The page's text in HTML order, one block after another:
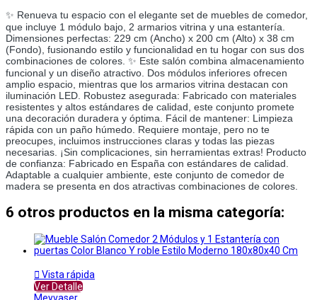
✨ Renueva tu espacio con el elegante set de muebles de comedor,
que incluye 1 módulo bajo, 2 armarios vitrina y una estantería.
Dimensiones perfectas: 229 cm (Ancho) x 200 cm (Alto) x 38 cm
(Fondo), fusionando estilo y funcionalidad en tu hogar con sus dos
combinaciones de colores. ✨ Este salón combina almacenamiento
funcional y un diseño atractivo. Dos módulos inferiores ofrecen
amplio espacio, mientras que los armarios vitrina destacan con
iluminación LED. Robustez asegurada: Fabricado con materiales
resistentes y altos estándares de calidad, este conjunto promete
una decoración duradera y óptima. Fácil de mantener: Limpieza
rápida con un paño húmedo. Requiere montaje, pero no te
preocupes, incluimos instrucciones claras y todas las piezas
necesarias. ¡Sin complicaciones, sin herramientas extras! Producto
de confianza: Fabricado en España con estándares de calidad.
Adaptable a cualquier ambiente, este conjunto de comedor de
madera se presenta en dos atractivas combinaciones de colores.
6 otros productos en la misma categoría:
 Vista rápida
Ver Detalle